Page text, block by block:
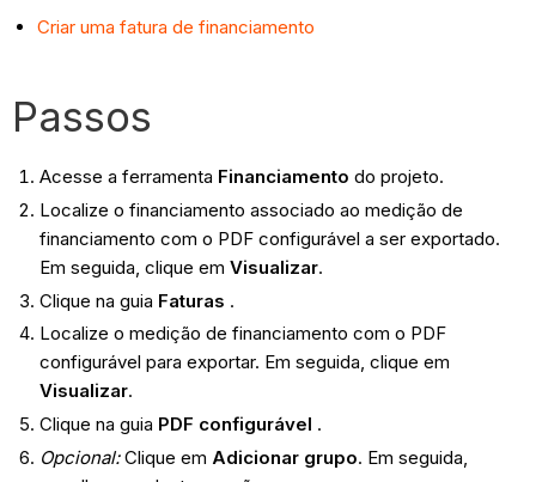
Criar uma fatura de financiamento
Passos
Acesse a ferramenta Financiamento do projeto.
Localize o financiamento associado ao medição de
financiamento com o PDF configurável a ser exportado.
Em seguida, clique em Visualizar.
Clique na guia Faturas .
Localize o medição de financiamento com o PDF
configurável para exportar. Em seguida, clique em
Visualizar.
Clique na guia PDF configurável .
Opcional:Clique em Adicionar grupo. Em seguida,